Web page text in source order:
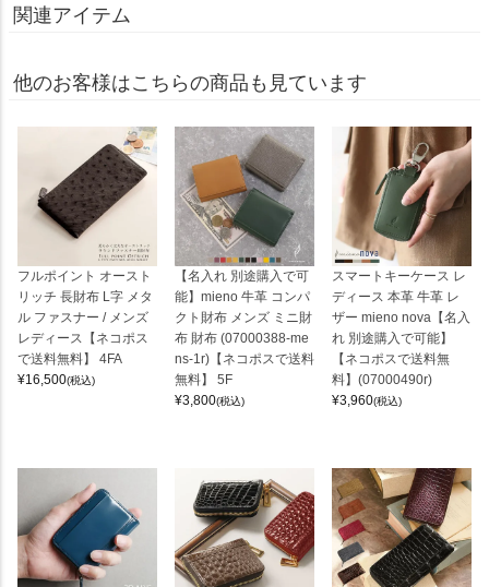
関連アイテム
他のお客様はこちらの商品も見ています
フルポイント オースト
リッチ 長財布 L字 メタ
ル ファスナー / メンズ
レディース【ネコポス
で送料無料】 4FA
¥16,500(税込)
【名入れ 別途購入で可
能】mieno 牛革 コンパ
クト財布 メンズ ミニ財
布 財布 (07000388-me
ns-1r)【ネコポスで送料
無料】 5F
¥3,800(税込)
スマートキーケース レ
ディース 本革 牛革 レ
ザー mieno nova【名入
れ 別途購入で可能】
【ネコポスで送料無
料】(07000490r)
¥3,960(税込)